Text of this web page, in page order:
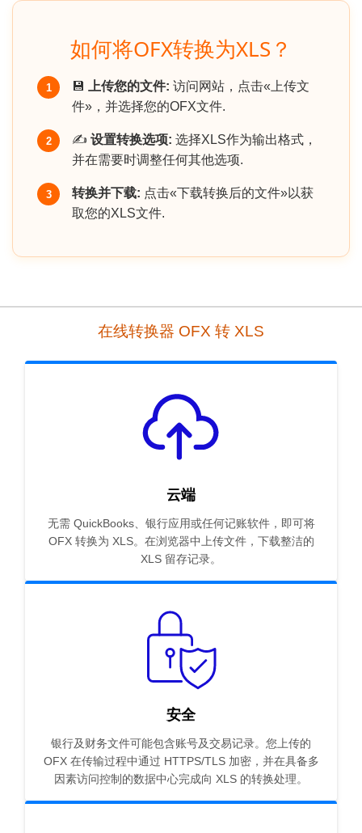
如何将OFX转换为XLS？
1 💾 上传您的文件: 访问网站，点击«上传文
件»，并选择您的OFX文件.
2 ✍️ 设置转换选项: 选择XLS作为输出格式，
并在需要时调整任何其他选项.
3 转换并下载: 点击«下载转换后的文件»以获
取您的XLS文件.
在线转换器 OFX 转 XLS
云端
无需 QuickBooks、银行应用或任何记账软件，即可将
OFX 转换为 XLS。在浏览器中上传文件，下载整洁的
XLS 留存记录。
安全
银行及财务文件可能包含账号及交易记录。您上传的
OFX 在传输过程中通过 HTTPS/TLS 加密，并在具备多
因素访问控制的数据中心完成向 XLS 的转换处理。